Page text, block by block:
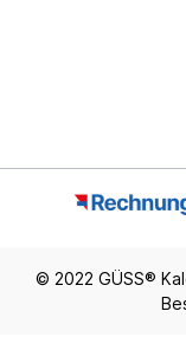
© 2022 GÜSS®